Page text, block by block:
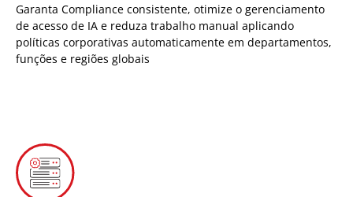
Garanta Compliance consistente, otimize o gerenciamento
de acesso de IA e reduza trabalho manual aplicando
políticas corporativas automaticamente em departamentos,
funções e regiões globais